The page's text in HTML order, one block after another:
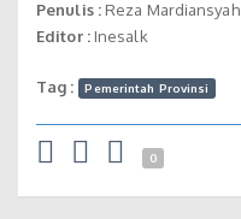
Penulis :Reza Mardiansyah
Editor :Inesalk
Tag : Pemerintah Provinsi
0